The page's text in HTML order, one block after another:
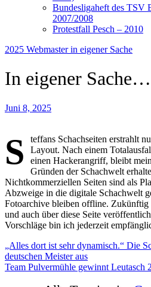
Bundesligaheft des
2007/2008
Protestfall Pesch – 2010
2025 Webmaster in eigener Sache
In eigener Sache…
Juni 8, 2025
S
teffans Schachseiten erstrahlt
Layout. Nach einem
einen Hackerangriff, bleibt
Gründen der Schachwelt
Nichtkommerziellen Seiten sind als
Abzweige in die digitale Schachwelt
Fotoarchive bleiben offline. Zukünftig
und auch über diese Seite
Vorschläge bin ich jederzeit
Beitragsnavigation
„Alles dort ist sehr dynamisch.“ Die
deutschen Meister aus
Team Pulvermühle gewinnt Leutasch